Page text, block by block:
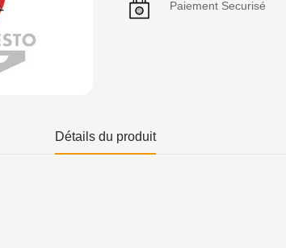
Paiement Securisé
Détails du produit